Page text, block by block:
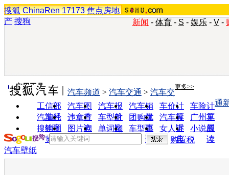
搜狐 ChinaRen 17173 焦点房地
产 搜狗 新闻 - 体育 - S - 娱乐 - V -
实用工具 更多>>
工信部
油耗
汽车图
片
汽车报
价
汽车销
量
车价计
算
车险计
算
汽车经
销商
违章查
询
车型对
比
团购优
惠
汽车投
诉
广州车
展
搜狗浏
览器
图片欣
赏
单词翻
车型查
询
女人宝
典
小说阅
读
汽车频道 > 汽车交通 > 汽车交
通
购置税
汽车壁纸